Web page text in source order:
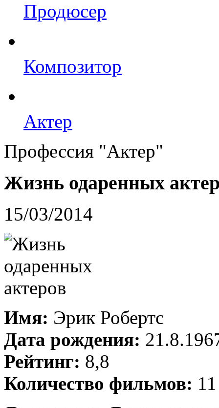
Продюсер
Композитор
Актер
Профессия "Актер"
Жизнь одаренных
15/03/2014
Имя: Эрик Робертс
Дата рождения:
Рейтинг: 8,8
Количество фильмов: 11